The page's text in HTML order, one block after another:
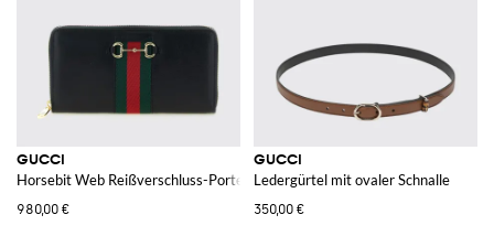
GUCCI
Horsebit Web Reißverschluss-Portemonnaie
980,00 €
GUCCI
Ledergürtel mit ovaler Schnalle
350,00 €